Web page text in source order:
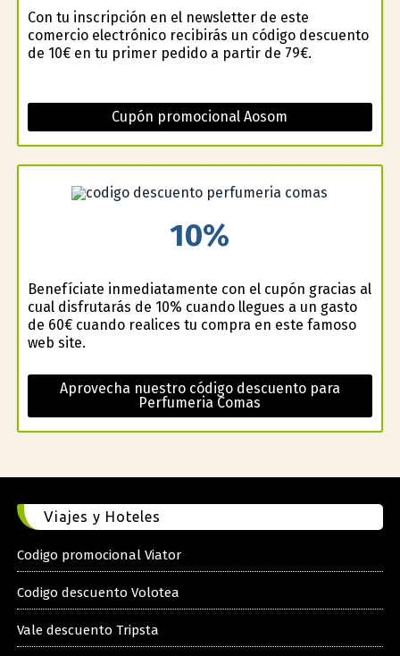
Con tu inscripción en el newsletter de este
comercio electrónico recibirás un código descuento
de 10€ en tu primer pedido a partir de 79€.
Cupón promocional Aosom
10%
Benefíciate inmediatamente con el cupón gracias al
cual disfrutarás de 10% cuando llegues a un gasto
de 60€ cuando realices tu compra en este famoso
web site.
Aprovecha nuestro código descuento para
Perfumeria Comas
Viajes y Hoteles
Codigo promocional Viator
Codigo descuento Volotea
Vale descuento Tripsta